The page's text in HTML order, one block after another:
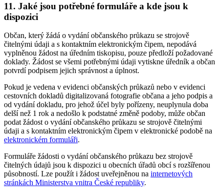
11. Jaké jsou potřebné formuláře a kde jsou k
dispozici
Občan, který žádá o vydání občanského průkazu se strojově
čitelnými údaji a s kontaktním elektronickým čipem, nepodává
vyplněnou žádost na úředním tiskopisu, pouze předloží požadované
doklady. Žádost se všemi potřebnými údaji vytiskne úředník a občan
potvrdí podpisem jejich správnost a úplnost.
Pokud je vedena v evidenci občanských průkazů nebo v evidenci
cestovních dokladů digitalizovaná fotografie občana a jeho podpis a
od vydání dokladu, pro jehož účel byly pořízeny, neuplynula doba
delší než 1 rok a nedošlo k podstatné změně podoby, může občan
podat žádost o vydání občanského průkazu se strojově čitelnými
údaji a s kontaktním elektronickým čipem v elektronické podobě na
elektronickém formuláři.
Formuláře žádosti o vydání občanského průkazu bez strojově
čitelných údajů jsou k dispozici u obecních úřadů obcí s rozšířenou
působností. Lze použít i žádost uveřejněnou na internetových
stránkách Ministerstva vnitra České republiky.